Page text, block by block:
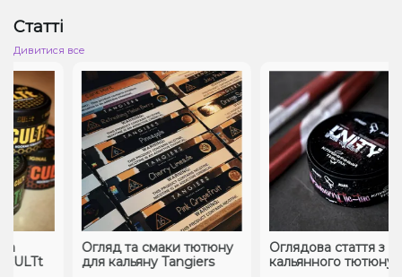
Статті
Дивитися все
Огляд та смаки тютюну
для кальяну Tangiers
Оглядова стаття з
кальянного тютюну